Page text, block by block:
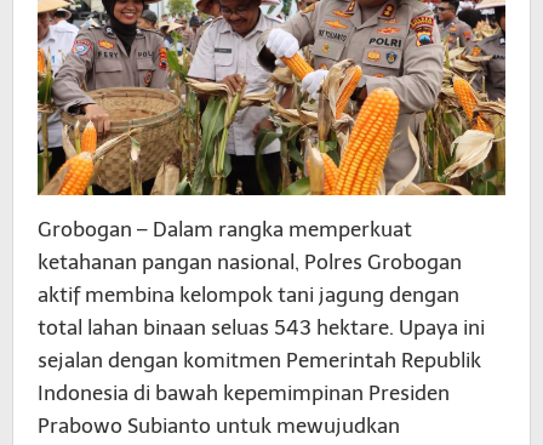
Grobogan – Dalam rangka memperkuat
ketahanan pangan nasional, Polres Grobogan
aktif membina kelompok tani jagung dengan
total lahan binaan seluas 543 hektare. Upaya ini
sejalan dengan komitmen Pemerintah Republik
Indonesia di bawah kepemimpinan Presiden
Prabowo Subianto untuk mewujudkan